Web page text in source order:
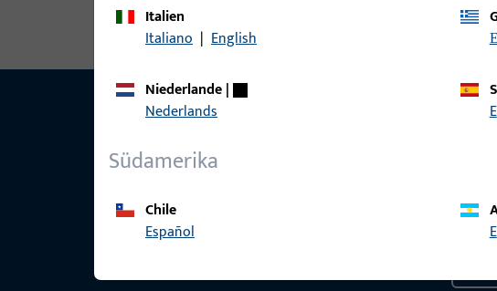
Wir
Italien
Italiano | English
Niederlande|
Nederlands
Südamerika
Chile
Español